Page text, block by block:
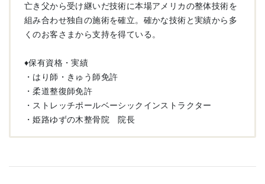
亡き父から受け継いだ技術に本場アメリカの整体技術を
組み合わせ独自の施術を確立。確かな技術と実績から多
くのお客さまから支持を得ている。
♦︎保有資格・実績
・はり師・きゅう師免許
・柔道整復師免許
・ストレッチポールベーシックインストラクター
・姫路ゆずの木整骨院 院長